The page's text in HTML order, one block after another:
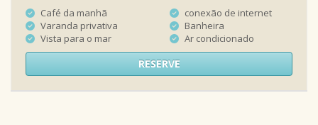
Café da manhã
Varanda privativa
Vista para o mar
conexão de internet
Banheira
Ar condicionado
RESERVE